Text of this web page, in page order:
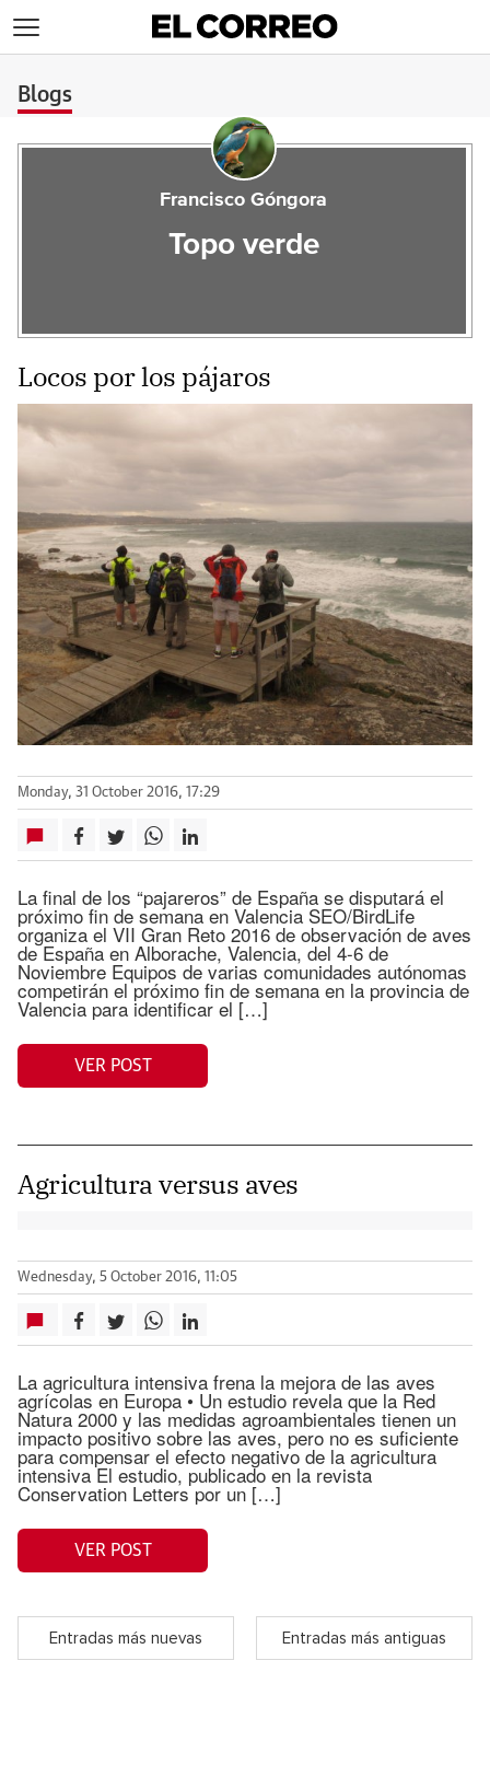
Blogs
Francisco Góngora
Topo verde
Locos por los pájaros
Monday, 31 October 2016, 17:29
La final de los “pajareros” de España se disputará el
próximo fin de semana en Valencia SEO/BirdLife
organiza el VII Gran Reto 2016 de observación de aves
de España en Alborache, Valencia, del 4-6 de
Noviembre Equipos de varias comunidades autónomas
competirán el próximo fin de semana en la provincia de
Valencia para identificar el […]
VER POST
Agricultura versus aves
Wednesday, 5 October 2016, 11:05
La agricultura intensiva frena la mejora de las aves
agrícolas en Europa • Un estudio revela que la Red
Natura 2000 y las medidas agroambientales tienen un
impacto positivo sobre las aves, pero no es suficiente
para compensar el efecto negativo de la agricultura
intensiva El estudio, publicado en la revista
Conservation Letters por un […]
VER POST
Entradas más nuevas Entradas más antiguas